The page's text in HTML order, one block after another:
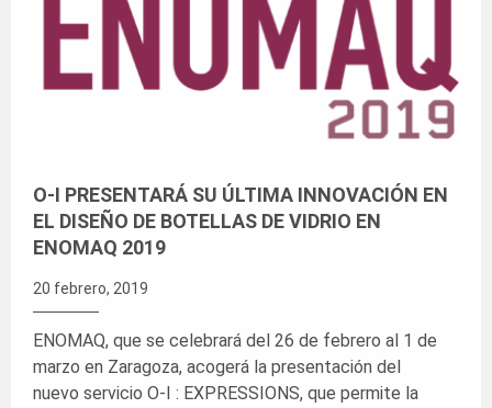
O-I PRESENTARÁ SU ÚLTIMA INNOVACIÓN EN
EL DISEÑO DE BOTELLAS DE VIDRIO EN
ENOMAQ 2019
20 febrero, 2019
ENOMAQ, que se celebrará del 26 de febrero al 1 de
marzo en Zaragoza, acogerá la presentación del
nuevo servicio O-I : EXPRESSIONS, que permite la